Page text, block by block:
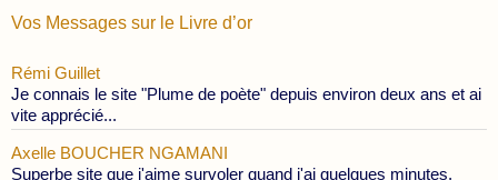
Vos Messages sur le Livre d’or
Rémi Guillet
Je connais le site "Plume de poète" depuis environ deux ans et ai
vite apprécié...
Axelle BOUCHER NGAMANI
Superbe site que j'aime survoler quand j'ai quelques minutes,